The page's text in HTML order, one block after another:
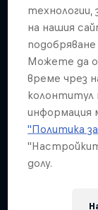
технологии,
на нашия
Можете да
време чрез
колонтитул
информация
"Политика
долу.